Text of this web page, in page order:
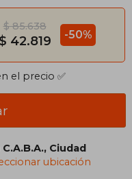
$ 85.638
$ 42.819 -50%
el precio ✅
C.A.B.A., Ciudad
ubicación